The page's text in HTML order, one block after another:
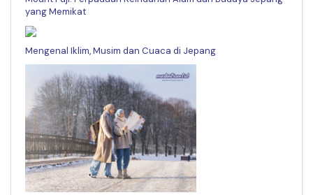
yang Memikat
Mengenal Iklim, Musim dan Cuaca di Jepang